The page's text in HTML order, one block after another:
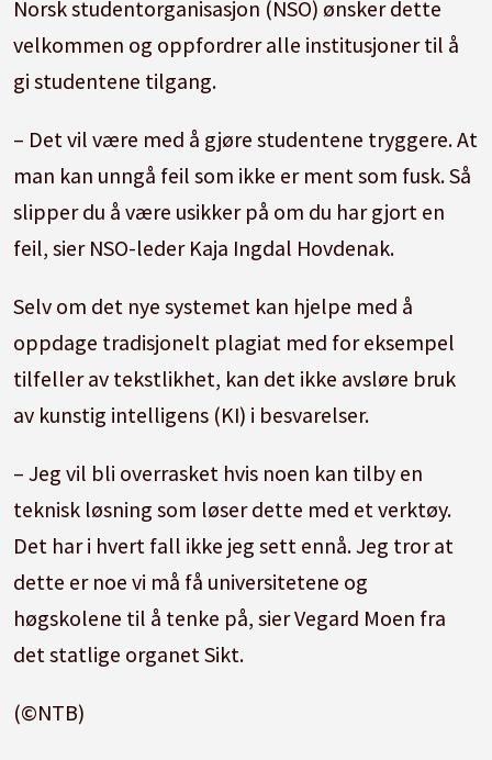
Norsk studentorganisasjon (NSO) ønsker dette
velkommen og oppfordrer alle institusjoner til å
gi studentene tilgang.
– Det vil være med å gjøre studentene tryggere. At
man kan unngå feil som ikke er ment som fusk. Så
slipper du å være usikker på om du har gjort en
feil, sier NSO-leder Kaja Ingdal Hovdenak.
Selv om det nye systemet kan hjelpe med å
oppdage tradisjonelt plagiat med for eksempel
tilfeller av tekstlikhet, kan det ikke avsløre bruk
av kunstig intelligens (KI) i besvarelser.
– Jeg vil bli overrasket hvis noen kan tilby en
teknisk løsning som løser dette med et verktøy.
Det har i hvert fall ikke jeg sett ennå. Jeg tror at
dette er noe vi må få universitetene og
høgskolene til å tenke på, sier Vegard Moen fra
det statlige organet Sikt.
(©NTB)